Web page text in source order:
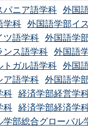
パニア語学科
外国
学科 外国語学部イ
ツ語学科
外国語学
ンス語学科
外国語
トガル語学科
外国
ア語学科
外国語学
科 経済学部経営学
科 経済学部経済学
学部総合グローバル